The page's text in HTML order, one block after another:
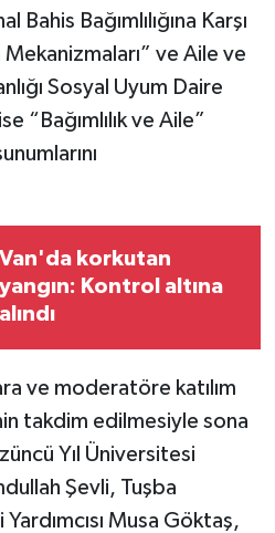
Bahis Bağımlılığına Karşı
ve Aile ve
Sosyal Uyum Daire
“Bağımlılık ve Aile”
Van'da korkutan
yangın: Kontrol altına
alındı
ve moderatöre katılım
takdim edilmesiyle sona
Yıl Üniversitesi
Şevli, Tuşba
Yardımcısı Musa Göktaş,